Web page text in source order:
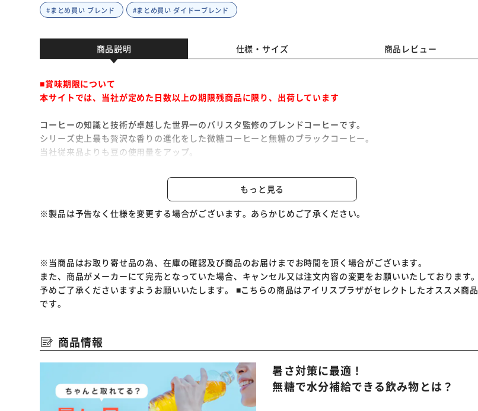
#まとめ買い ブレンド
#まとめ買い ダイドーブレンド
商品説明 仕様・サイズ 商品レビュー
■賞味期限について
本サイトでは、当社が定めた日数以上の期限残商品に限り、出荷しています
コーヒーの知識と技術が卓越した世界一のバリスタ監修のブレンドコーヒーです。
シリーズ史上最も贅沢な香りの進化をした微糖コーヒーと無糖のブラックコーヒー。
当社従来品よりも豆の使用量をアップ。
新素材のスペシャルティーコーヒー由来のアロマエキスを滴下し香りを強化。
もっと見る
※製品は予告なく仕様を変更する場合がございます。あらかじめご了承ください。
※当商品はお取り寄せ品の為、在庫の確認及び商品のお届けまでお時間を頂く場合がございます。
また、商品がメーカーにて完売となっていた場合、キャンセル又は注文内容の変更をお願いいたしております。
予めご了承くださいますようお願いいたします。 ■こちらの商品はアイリスプラザがセレクトしたオススメ商品
です。
商品情報
暑さ対策に最適！
無糖で水分補給できる飲み物とは？
※ご確認ください